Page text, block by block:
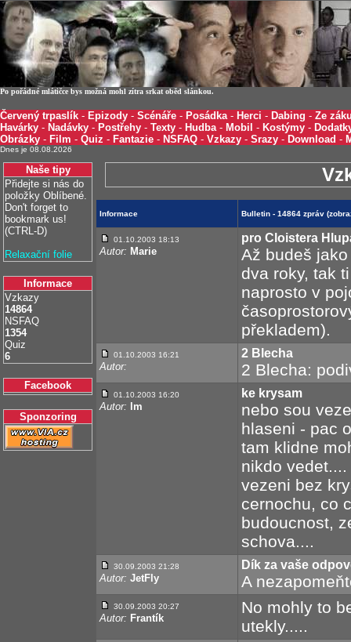
Po pořádné mlátičce bys možná mohl zítra srkat oběd slánkou.
Červený trpaslík - Epizody - Scénáře - Posádka- Herci - Dabing - Ze
Havárky - Nadávky - Postřehy - Texty - Hudba- Mobil - Kostýmy -
Obrázky - Film - Quiz - Fantazie - NSFAQ - Vzkazy - Srazy - Download -
Dnes je 08.08.2026
Naše tipy
Přidejte si nás do
položky Oblíbené.
Don't forget to
bookmark us!
(CTRL-D)
Relaxační folie
Informace
Vzkazy
14864
NSFAQ
1354
Quiz
6
Facebook
Sponzoring
Informace Bulletin - 14864 zpráv
01.10.2003 18:13
Autor: Marie
pro Cloistera
Až budeš
dva roky, tak
naprosto v
překladem).
01.10.2003 16:21
Autor:
2 Blecha
2 Blecha:
01.10.2003 16:20
Autor: lm
ke krysam
nebo sou
hlaseni - pac
tam klidne
nikdo
vezeni bez
cernochu, co
budoucnost,
schova....
30.09.2003 21:28
Autor: JetFly
Dík za vaše
A
30.09.2003 20:27
Autor: Frantík
No mohly to
utekly.....